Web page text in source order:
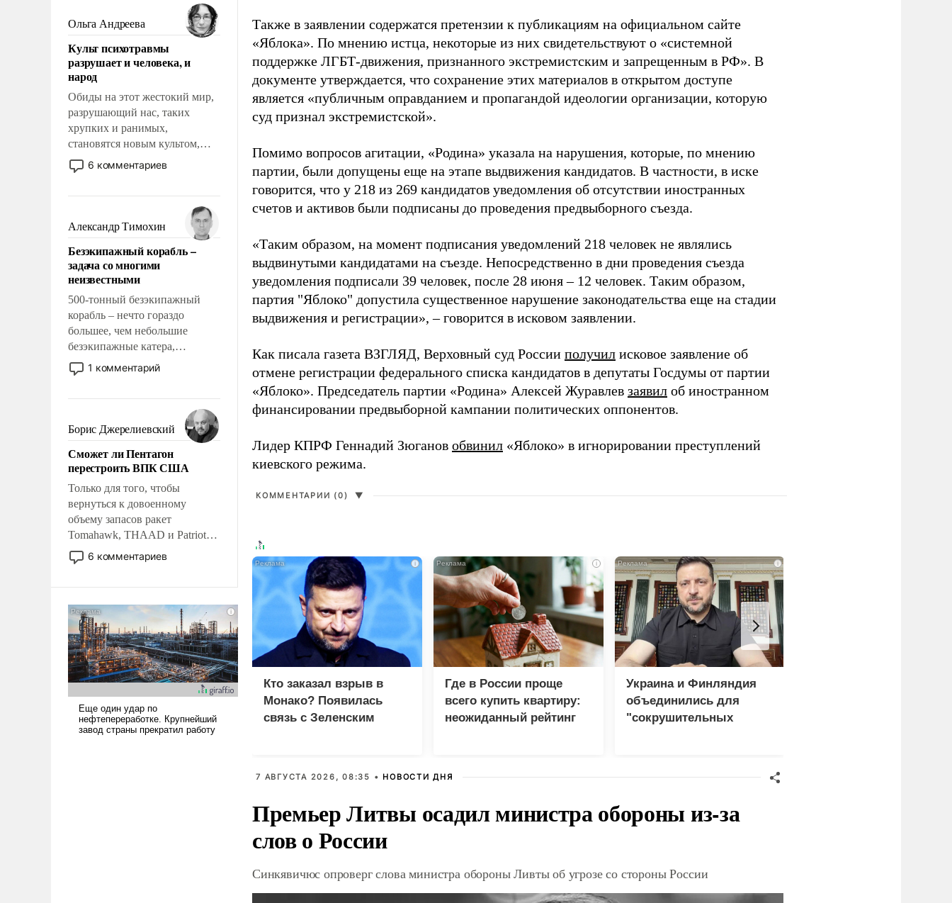
Ольга Андреева
Культ психотравмы
разрушает и человека, и
народ
Обиды на этот жестокий мир,
разрушающий нас, таких
хрупких и ранимых,
становятся новым культом,
постепенно вытесняя и
отменяя традиционное
мужественным и твердым под
ударами судьбы, брать на себя
ответственность, помогать
слабым, идти вперед и
адаптироваться.
6 комментариев
Александр Тимохин
Безэкипажный корабль –
задача со многими
неизвестными
500-тонный безэкипажный
корабль – нечто гораздо
большее, чем небольшие
безэкипажные катера,
применение которых уже
стало обыденностью. Задача по
сложна и амбициозна. Однако
и ее реализация радикально
поднимет наши боевые
возможности.
1 комментарий
Борис Джерелиевский
Сможет ли Пентагон
перестроить ВПК США
Только для того, чтобы
вернуться к довоенному
объему запасов ракет
Tomahawk, THAAD и Patriot
США потребуется более трех
лет. Даже небольшая война с
Сложившаяся ситуация
означает многолетний период
уязвимости США, например,
перед Китаем.
6 комментариев
Также в заявлении содержатся претензии к публикациям на официальном сайте
«Яблока». По мнению истца, некоторые из них свидетельствуют о «системной
поддержке ЛГБТ-движения, признанного экстремистским и запрещенным в РФ». В
документе утверждается, что сохранение этих материалов в открытом доступе
является «публичным оправданием и пропагандой идеологии организации, которую
суд признал экстремистской».
Помимо вопросов агитации, «Родина» указала на нарушения, которые, по мнению
партии, были допущены еще на этапе выдвижения кандидатов. В частности, в иске
говорится, что у 218 из 269 кандидатов уведомления об отсутствии иностранных
счетов и активов были подписаны до проведения предвыборного съезда.
«Таким образом, на момент подписания уведомлений 218 человек не являлись
выдвинутыми кандидатами на съезде. Непосредственно в дни проведения съезда
уведомления подписали 39 человек, после 28 июня – 12 человек. Таким образом,
партия "Яблоко" допустила существенное нарушение законодательства еще на стадии
выдвижения и регистрации», – говорится в исковом заявлении.
Как писала газета ВЗГЛЯД, Верховный суд России получил исковое заявление об
отмене регистрации федерального списка кандидатов в депутаты Госдумы от партии
«Яблоко». Председатель партии «Родина» Алексей Журавлев заявил об иностранном
финансировании предвыборной кампании политических оппонентов.
Лидер КПРФ Геннадий Зюганов обвинил «Яблоко» в игнорировании преступлений
киевского режима.
КОММЕНТАРИИ (0) ▼
i
Кто заказал взрыв в
Монако? Появилась
связь с Зеленским
i
Где в России проще
всего купить квартиру:
неожиданный рейтинг
i
Украина и Финляндия
объединились для
"сокрушительных
7 АВГУСТА 2026, 08:35 • НОВОСТИ ДНЯ
Премьер Литвы осадил министра обороны из-за
слов о России
Синкявичюс опроверг слова министра обороны Ливты об угрозе со стороны России